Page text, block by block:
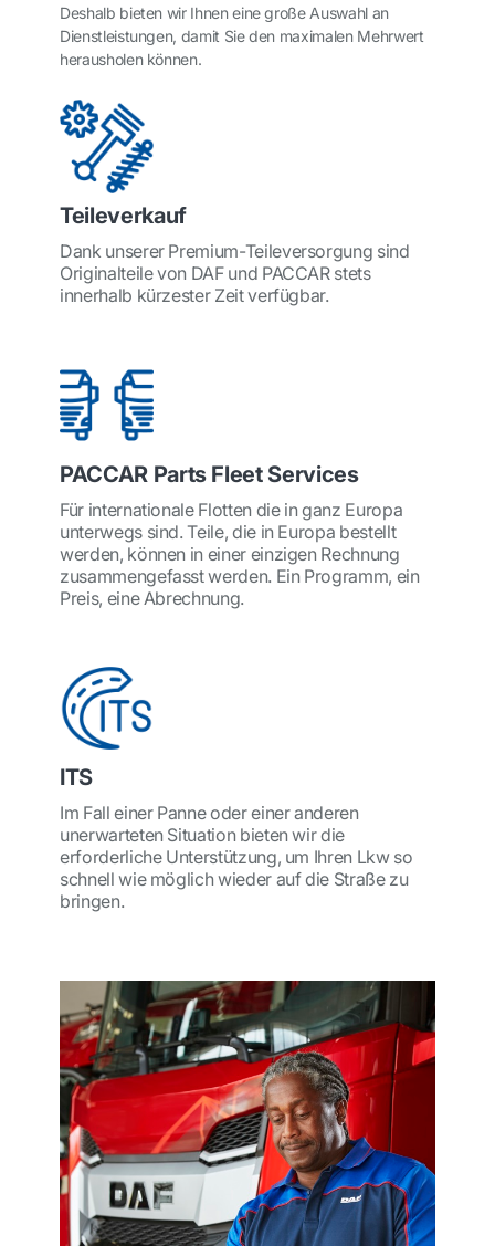
Deshalb bieten wir Ihnen eine große Auswahl an
Dienstleistungen, damit Sie den maximalen Mehrwert
herausholen können.
Teileverkauf
Dank unserer Premium-Teileversorgung sind
Originalteile von DAF und PACCAR stets
innerhalb kürzester Zeit verfügbar.
PACCAR Parts Fleet Services
Für internationale Flotten die in ganz Europa
unterwegs sind. Teile, die in Europa bestellt
werden, können in einer einzigen Rechnung
zusammengefasst werden. Ein Programm, ein
Preis, eine Abrechnung.
ITS
Im Fall einer Panne oder einer anderen
unerwarteten Situation bieten wir die
erforderliche Unterstützung, um Ihren Lkw so
schnell wie möglich wieder auf die Straße zu
bringen.